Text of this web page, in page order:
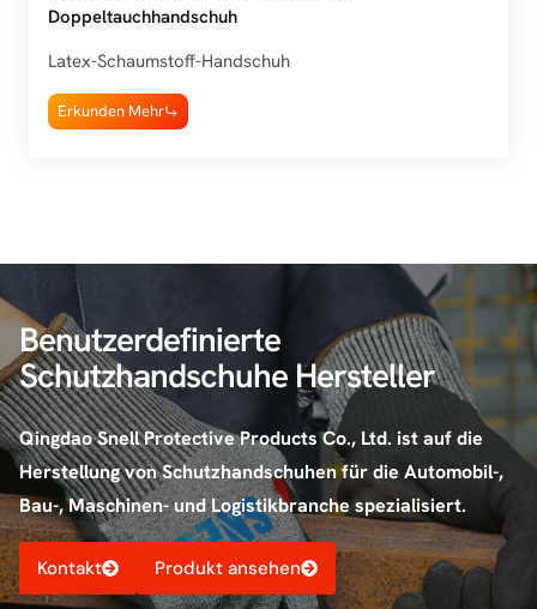
Doppeltauchhandschuh
Latex-Schaumstoff-Handschuh
Erkunden Mehr
Benutzerdefinierte
Schutzhandschuhe Hersteller
Qingdao Snell Protective Products Co., Ltd. ist auf die
Herstellung von Schutzhandschuhen für die Automobil-,
Bau-, Maschinen- und Logistikbranche spezialisiert.
Kontakt Produkt ansehen